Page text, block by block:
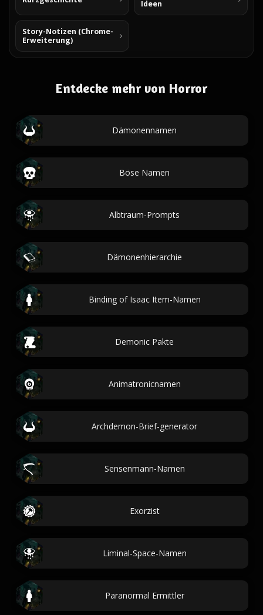
Ideen
Story-Notizen (Chrome-
Erweiterung)
Entdecke mehr von Horror
Dämonennamen
Böse Namen
Albtraum-Prompts
Dämonenhierarchie
Binding of Isaac Item-Namen
Demonic Pakte
Animatronicnamen
Archdemon-Brief-generator
Sensenmann-Namen
Exorzist
Liminal-Space-Namen
Paranormal Ermittler